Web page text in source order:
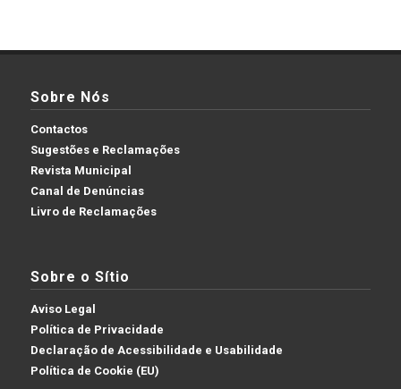
Sobre Nós
Contactos
Sugestões e Reclamações
Revista Municipal
Canal de Denúncias
Livro de Reclamações
Sobre o Sítio
Aviso Legal
Política de Privacidade
Declaração de Acessibilidade e Usabilidade
Política de Cookie (EU)